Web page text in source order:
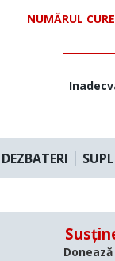
NUMĂRUL
DEZBATERI